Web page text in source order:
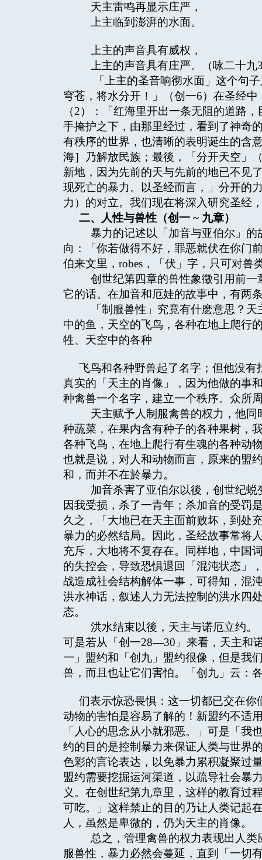
天主雷鸣再显示庄严，
上主临到澎湃的水面。
上主的声音具有威权，
上主的声音具有庄严。（咏二十九
「上主的圣音响彻水面」这个句子
穹苍，将水分开！」（创一6）在圣经
（2）：「红海里开出一条无阻的道路
手掩护之下，由那里经过，看到了神奇
有秩序的世界，也清晰的表明诞生的含
海］乃解放民族；最後，「分开天空」
新地，因为先前的天与先前的地已不见
现死亡的暴力。以圣经而言，」分开的
力）的对立。我们现在将深入研究圣经
二、人性与兽性（创一 ~ 九章）
暴力的记述以「加音与亚伯尔」的
向：「你若做得不好，罪恶就伏在你门
伯来文里，robes，「伏」字，只可对兽
创世纪第四章的兽性象徵引用前一
它的话。在加音和厄娃的故事中，有两
「制服兽性」究竟有什麽意思？天
中的鱼，天空的飞鸟，各种在地上爬行
牲、天空中的各种
飞鸟和各种野兽起了名字；但他没
真实的「天主的肖像」，因为他做的事
种禽兽一个名字，建立一个秩序。众所
天主赋予人制服禽兽的权力，他同
种蔬菜，在果内含有种子的各种果树，
各种飞鸟，在地上爬行有生魂的各种动
也就是说，对人和动物而言，原来的盟
和，而并不在於暴力。
加音杀害了亚伯尔以後，创世纪蜕
因我受损，杀了一青年；杀加音的受罚
久之，「大地已在天主面前败坏，到处
暴力的必然结局。因此，圣经故事常将
充斥，大地将不复存在。同样地，中国
的失控会，导致恐惧退回「混沌状态」
战造成社会结构解体一事，可得知，混
洪水神话，叙述人力无法控制的洪水四
态。
洪水结束以後，天主与诺厄立约。
可是若从「创一28—30」来看，天主和
一」盟约和「创九」盟约很像，但是我
兽，而且也让它们害怕。「创九」云：
们表示惊恐畏惧：这一切都已交在
动物的害怕是容易了解的！新盟约不适
「人心的思念从小就邪恶。」可是「我
约的目的是控制暴力来保证人类与世界
色彩的言论表达，以免暴力累积凝聚过
盟约需要挖掘运河渠道，以疏导社会暴
义。在创世纪第九章里，这样的教育过
可吃。」这样禁止的目的乃让人类记起
人，虽然是卑微的，仍为天主的肖像。
总之，管理禽兽的权力表现出人类
服兽性，暴力必然会蔓延，直到「一切